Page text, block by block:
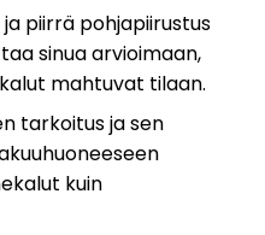
piirrä pohjapiirustus
sinua arvioimaan,
mahtuvat tilaan.
tarkoitus ja sen
kuin